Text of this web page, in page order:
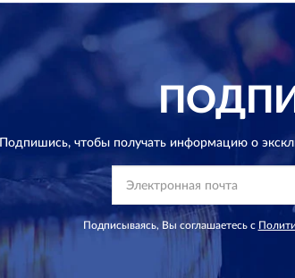
Подпишись, чтобы получать информацию о
Подписываясь, Вы соглашаетесь с